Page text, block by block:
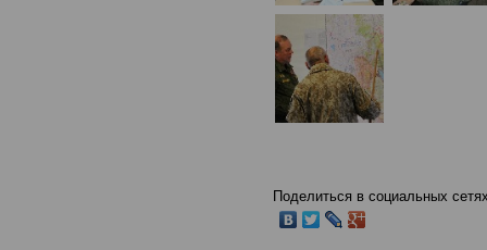
Поделиться в социальных